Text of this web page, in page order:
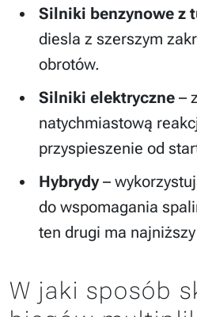
Silniki benzynowe z
diesla z szerszym
obrotów.
Silniki elektryczne –
natychmiastową
przyspieszenie od
Hybrydy –
do wspomagania
ten drugi ma
W jaki sposób